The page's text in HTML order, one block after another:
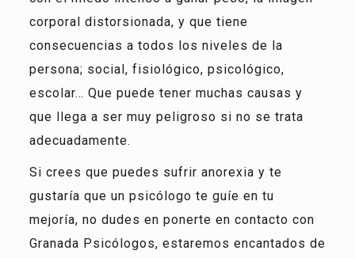
corporal distorsionada, y que tiene
consecuencias a todos los niveles de la
persona; social, fisiológico, psicológico,
escolar… Que puede tener muchas causas y
que llega a ser muy peligroso si no se trata
adecuadamente.
Si crees que puedes sufrir anorexia y te
gustaría que un psicólogo te guíe en tu
mejoría, no dudes en ponerte en contacto con
Granada Psicólogos, estaremos encantados de